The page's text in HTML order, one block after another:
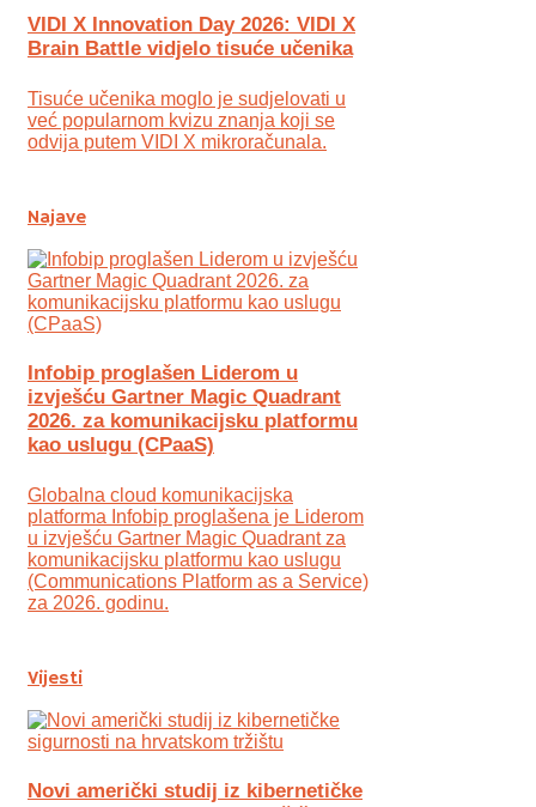
VIDI X Innovation Day 2026: VIDI X
Brain Battle vidjelo tisuće učenika
Tisuće učenika moglo je sudjelovati u
već popularnom kvizu znanja koji se
odvija putem VIDI X mikroračunala.
Najave
Infobip proglašen Liderom u
izvješću Gartner Magic Quadrant
2026. za komunikacijsku platformu
kao uslugu (CPaaS)
Globalna cloud komunikacijska
platforma Infobip proglašena je Liderom
u izvješću Gartner Magic Quadrant za
komunikacijsku platformu kao uslugu
(Communications Platform as a Service)
za 2026. godinu.
Vijesti
Novi američki studij iz kibernetičke